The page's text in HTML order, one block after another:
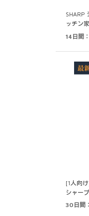
SHARP
ッチン
14日間
[1人向
シャープ
30日間